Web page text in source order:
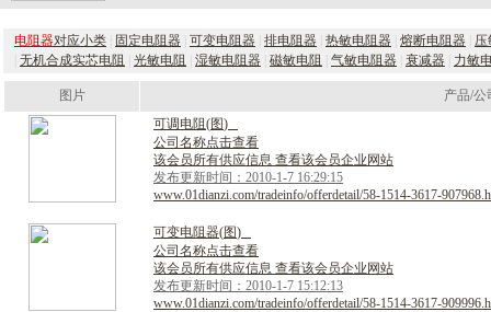
电阻器对应小类 固定电阻器 可变电阻器 排电阻器 热敏电阻器 熔断电阻器
压
无机合成实芯电阻 光敏电阻 湿敏电阻器 磁敏电阻 气敏电阻器 衰减器 力敏
图片
产品/公
可调 电阻 (图)
公司名称点击查看
该会员所有供应信息 查看该会员企业网站
发布更新时间：2010-1-7 16:29:15
www.01dianzi.com/tradeinfo/offerdetail/58-1514-3617-
可变电阻 器(图)
公司名称点击查看
该会员所有供应信息 查看该会员企业网站
发布更新时间：2010-1-7 15:12:13
www.01dianzi.com/tradeinfo/offerdetail/58-1514-3617-